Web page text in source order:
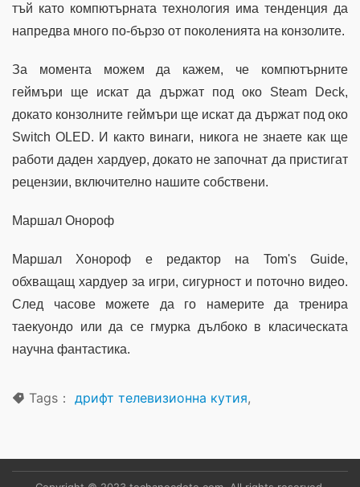
тъй като компютърната технология има тенденция да
напредва много по-бързо от поколенията на конзолите.
За момента можем да кажем, че компютърните
геймъри ще искат да държат под око Steam Deck,
докато конзолните геймъри ще искат да държат под око
Switch OLED. И както винаги, никога не знаете как ще
работи даден хардуер, докато не започнат да пристигат
рецензии, включително нашите собствени.
Маршал Онороф
Маршал Хонороф е редактор на Tom's Guide,
обхващащ хардуер за игри, сигурност и поточно видео.
След часове можете да го намерите да тренира
таекуондо или да се гмурка дълбоко в класическата
научна фантастика.
Tags： дрифт телевизионна кутия,